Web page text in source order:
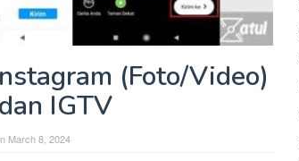
(Foto/Video)
IGTV
March 8, 2024